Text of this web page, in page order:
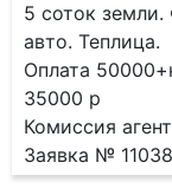
5 соток
авто. Теплица.
Оплата
35000 р
Комиссия
Заявка №